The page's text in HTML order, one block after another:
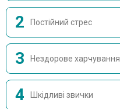
2 Постійний стрес
3 Нездорове харчування
4 Шкідливі звички